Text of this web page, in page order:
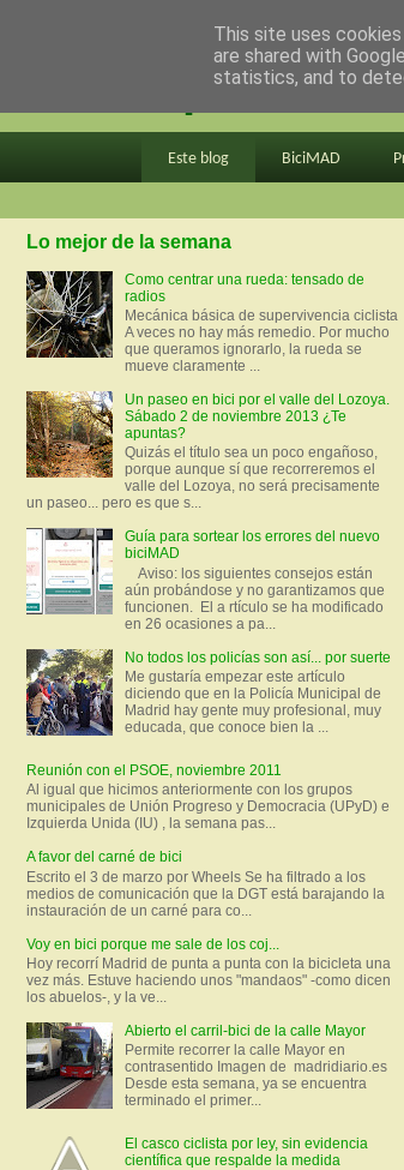
en bici por
Este blog BiciMAD
Lo mejor de la semana
Como centrar una rueda: tensado de
radios
Mecánica básica de supervivencia ciclista
A veces no hay más remedio. Por mucho
que queramos ignorarlo, la rueda se
mueve claramente ...
Un paseo en bici por el valle del Lozoya.
Sábado 2 de noviembre 2013 ¿Te
apuntas?
Quizás el título sea un poco engañoso,
porque aunque sí que recorreremos el
valle del Lozoya, no será precisamente
un paseo... pero es que s...
Guía para sortear los errores del nuevo
biciMAD
Aviso: los siguientes consejos están
aún probándose y no garantizamos que
funcionen. El a rtículo se ha modificado
en 26 ocasiones a pa...
No todos los policías son así... por suerte
Me gustaría empezar este artículo
diciendo que en la Policía Municipal de
Madrid hay gente muy profesional, muy
educada, que conoce bien la ...
Reunión con el PSOE, noviembre 2011
Al igual que hicimos anteriormente con los grupos
municipales de Unión Progreso y Democracia (UPyD) e
Izquierda Unida (IU) , la semana pas...
A favor del carné de bici
Escrito el 3 de marzo por Wheels Se ha filtrado a los
medios de comunicación que la DGT está barajando la
instauración de un carné para co...
Voy en bici porque me sale de los coj...
Hoy recorrí Madrid de punta a punta con la bicicleta una
vez más. Estuve haciendo unos "mandaos" -como dicen
los abuelos-, y la ve...
Abierto el carril-bici de la calle Mayor
Permite recorrer la calle Mayor en
contrasentido Imagen de madridiario.es
Desde esta semana, ya se encuentra
terminado el primer...
El casco ciclista por ley, sin evidencia
científica que respalde la medida
This site uses
are shared with
statistics, and to